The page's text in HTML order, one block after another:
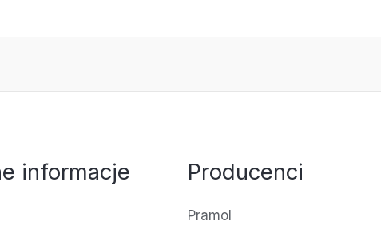
informacje Producenci
Pramol